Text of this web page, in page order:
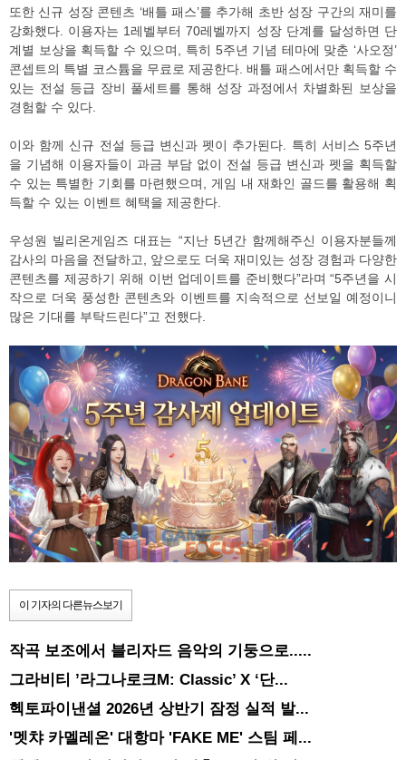
또한 신규 성장 콘텐츠 ‘배틀 패스’를 추가해 초반 성장 구간의 재미를
강화했다. 이용자는 1레벨부터 70레벨까지 성장 단계를 달성하면 단
계별 보상을 획득할 수 있으며, 특히 5주년 기념 테마에 맞춘 ‘사오정’
콘셉트의 특별 코스튬을 무료로 제공한다. 배틀 패스에서만 획득할 수
있는 전설 등급 장비 풀세트를 통해 성장 과정에서 차별화된 보상을
경험할 수 있다.
이와 함께 신규 전설 등급 변신과 펫이 추가된다. 특히 서비스 5주년
을 기념해 이용자들이 과금 부담 없이 전설 등급 변신과 펫을 획득할
수 있는 특별한 기회를 마련했으며, 게임 내 재화인 골드를 활용해 획
득할 수 있는 이벤트 혜택을 제공한다.
우성원 빌리온게임즈 대표는 “지난 5년간 함께해주신 이용자분들께
감사의 마음을 전달하고, 앞으로도 더욱 재미있는 성장 경험과 다양한
콘텐츠를 제공하기 위해 이번 업데이트를 준비했다”라며 “5주년을 시
작으로 더욱 풍성한 콘텐츠와 이벤트를 지속적으로 선보일 예정이니
많은 기대를 부탁드린다”고 전했다.
이 기자의 다른뉴스보기
작곡 보조에서 블리자드 음악의 기둥으로.....
그라비티 ’라그나로크M: Classic’ X ‘단...
헥토파이낸셜 2026년 상반기 잠정 실적 발...
'멧챠 카멜레온' 대항마 'FAKE ME' 스팀 페...